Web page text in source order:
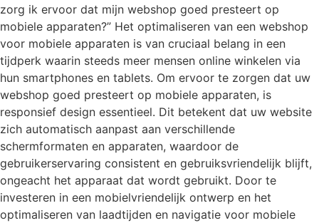
zorg ik ervoor dat mijn webshop goed presteert op
mobiele apparaten?” Het optimaliseren van een webshop
voor mobiele apparaten is van cruciaal belang in een
tijdperk waarin steeds meer mensen online winkelen via
hun smartphones en tablets. Om ervoor te zorgen dat uw
webshop goed presteert op mobiele apparaten, is
responsief design essentieel. Dit betekent dat uw website
zich automatisch aanpast aan verschillende
schermformaten en apparaten, waardoor de
gebruikerservaring consistent en gebruiksvriendelijk blijft,
ongeacht het apparaat dat wordt gebruikt. Door te
investeren in een mobielvriendelijk ontwerp en het
optimaliseren van laadtijden en navigatie voor mobiele